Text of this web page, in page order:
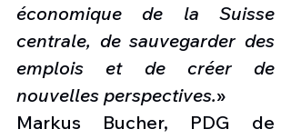
économique de la Suisse
centrale, de sauvegarder des
emplois et de créer de
nouvelles perspectives.»
Markus Bucher, PDG de